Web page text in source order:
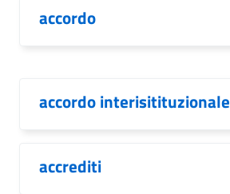
accordo
accordo interisitituzionale
accrediti